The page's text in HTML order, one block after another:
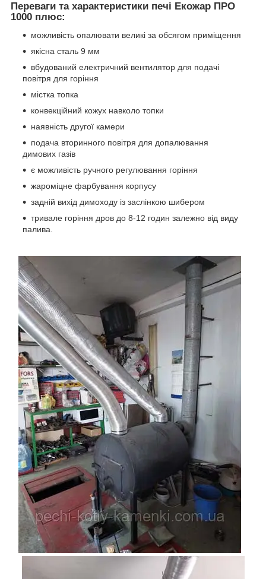
Переваги та характеристики печі Екожар ПРО
1000 плюс:
можливість опалювати великі за обсягом приміщення
якісна сталь 9 мм
вбудований електричний вентилятор для подачі
повітря для горіння
містка топка
конвекційний кожух навколо топки
наявність другої камери
подача вторинного повітря для допалювання
димових газів
є можливість ручного регулювання горіння
жароміцне фарбування корпусу
задній вихід димоходу із заслінкою шибером
тривале горіння дров до 8-12 годин залежно від виду
палива.